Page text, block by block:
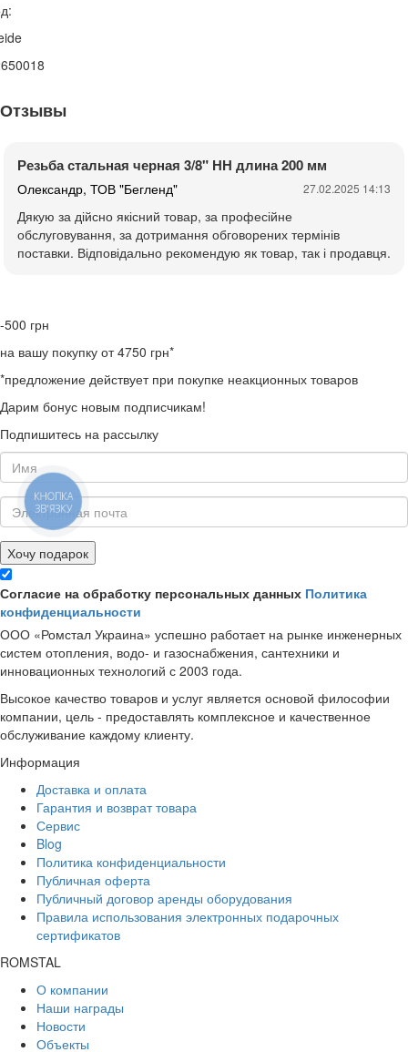
Отзывы
Резьба стальная черная 3/8" НН длина 200 мм
Олександр, ТОВ "Бегленд" 27.02.2025 14:13
Дякую за дійсно якісний товар, за професійне
обслуговування, за дотримання обговорених термінів
поставки. Відповідально рекомендую як товар, так і продавця.
-500 грн
на вашу покупку от 4750 грн*
*предложение действует при покупке неакционных товаров
Дарим бонус новым подписчикам!
Подпишитесь на рассылку
Хочу подарок
Согласие на обработку персональных данных Политика
конфиденциальности
ООО «Ромстал Украина» успешно работает на рынке инженерных
систем отопления, водо- и газоснабжения, сантехники и
инновационных технологий с 2003 года.
Высокое качество товаров и услуг является основой философии
компании, цель - предоставлять комплексное и качественное
обслуживание каждому клиенту.
Информация
Доставка и оплата
Гарантия и возврат товара
Сервис
Blog
Политика конфиденциальности
Публичная оферта
Публичный договор аренды оборудования
Правила использования электронных подарочных
сертификатов
ROMSTAL
О компании
Наши награды
Новости
Объекты
КНОПКА
ЗВ'ЯЗКУ